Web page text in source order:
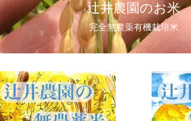
辻井農園のお米
完全無農薬有機栽培米